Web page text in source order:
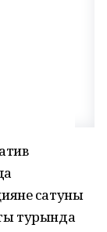
сатуны
турында